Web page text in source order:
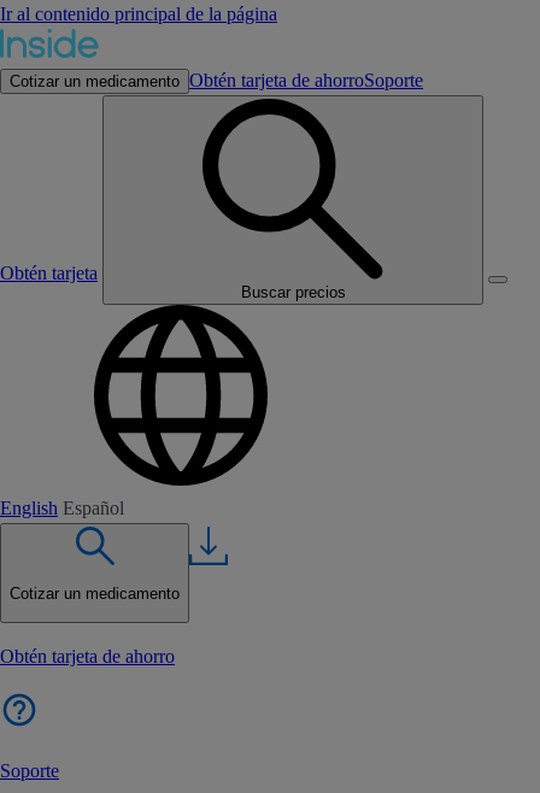
Ir al contenido principal de la página
Cotizar un medicamento Obtén tarjeta de ahorroSoporte
Obtén tarjeta
Buscar precios
English Español
Cotizar un medicamento
Obtén tarjeta de ahorro
Soporte